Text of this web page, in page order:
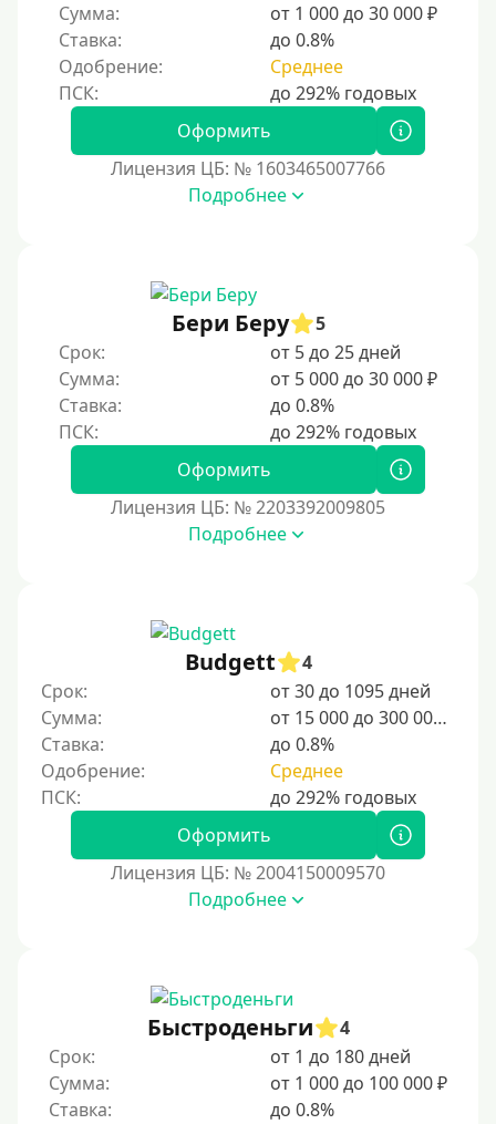
За час
Срочные
Моментальные онлайн
В день обращения
С 19 лет
С 20 лет
С 21 года
С 22 лет
С 23 лет
Несовершеннолетним
Для мужчин
Женский займ
Мамам в декрете
Без прописки
С временной регистрацией
Пенсионерам до 70 лет
Пенсионерам до 75 лет
Пенсионерам до 80 лет
Сумма:
от 1 000 до 30 000 ₽
Ставка:
до 0.8%
Одобрение:
Среднее
Оформить
Лицензия ЦБ: № 1603465007766
Подробнее
Бери Беру
5
Срок:
от 5 до 25 дней
Сумма:
от 5 000 до 30 000 ₽
Ставка:
до 0.8%
Оформить
Лицензия ЦБ: № 2203392009805
Подробнее
Budgett
4
Срок:
от 30 до 1095 дней
Сумма:
от 15 000 до 300 000 ₽
Ставка:
до 0.8%
Одобрение:
Среднее
Оформить
Лицензия ЦБ: № 2004150009570
Подробнее
Быстроденьги
4
Срок:
от 1 до 180 дней
Сумма:
от 1 000 до 100 000 ₽
Ставка:
до 0.8%